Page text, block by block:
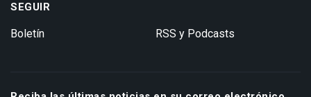
SEGUIR
Boletín RSS y Podcasts